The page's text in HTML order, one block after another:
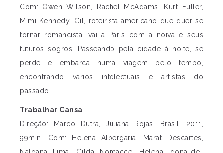
Com: Owen Wilson, Rachel McAdams, Kurt Fuller,
Mimi Kennedy. Gil, roteirista americano que quer se
tornar romancista, vai a Paris com a noiva e seus
futuros sogros. Passeando pela cidade à noite, se
perde e embarca numa viagem pelo tempo,
encontrando vários intelectuais e artistas do
passado.
Trabalhar Cansa
Direção: Marco Dutra, Juliana Rojas, Brasil, 2011,
99min. Com: Helena Albergaria, Marat Descartes,
Naloana Lima, Gilda Nomacce. Helena, dona-de-